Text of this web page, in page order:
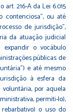
216-A da Lei 6.015
contenciosa”, ou até
de jurisdição”,
da atuação judicial
expandir o vocábulo
públicas de
e até mesmo
à esfera da
por aquela
permiti-lo),
o uso do